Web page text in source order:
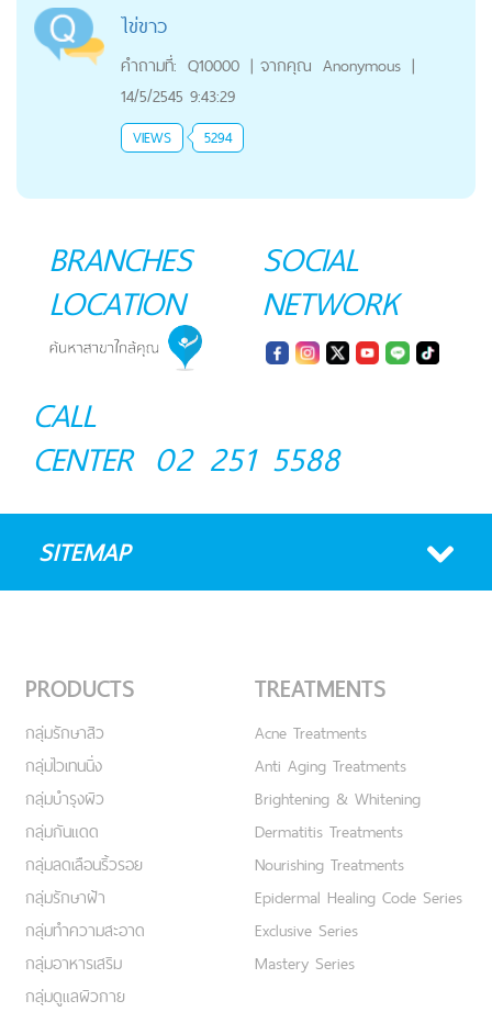
ไข่ขาว
คำถามที่: Q10000 | จากคุณ Anonymous |
14/5/2545 9:43:29
VIEWS 5294
BRANCHES
LOCATION
SOCIAL
NETWORK
CALL
CENTER 02 251 5588
SITEMAP
PRODUCTS
กลุ่มรักษาสิว
กลุ่มไวเทนนิ่ง
กลุ่มบำรุงผิว
กลุ่มกันแดด
กลุ่มลดเลือนริ้วรอย
กลุ่มรักษาฝ้า
กลุ่มทำความสะอาด
กลุ่มอาหารเสริม
กลุ่มดูแลผิวกาย
TREATMENTS
Acne Treatments
Anti Aging Treatments
Brightening & Whitening
Dermatitis Treatments
Nourishing Treatments
Epidermal Healing Code Series
Exclusive Series
Mastery Series